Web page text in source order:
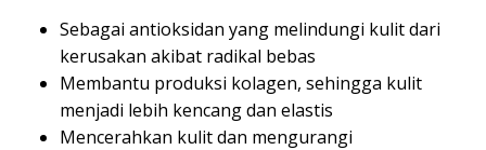
Sebagai antioksidan yang melindungi kulit dari
kerusakan akibat radikal bebas
Membantu produksi kolagen, sehingga kulit
menjadi lebih kencang dan elastis
Mencerahkan kulit dan mengurangi